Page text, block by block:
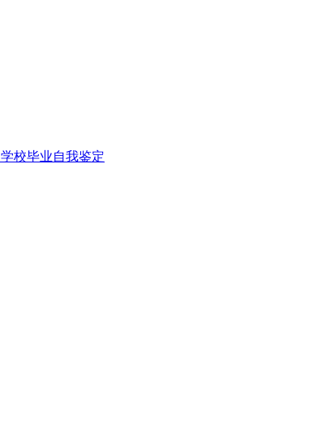
学校毕业自我鉴定